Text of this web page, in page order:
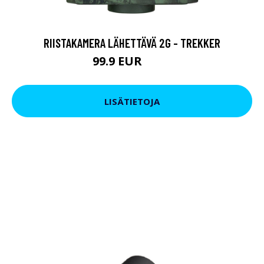
RIISTAKAMERA LÄHETTÄVÄ 2G - TREKKER
99.9 EUR
LISÄTIETOJA